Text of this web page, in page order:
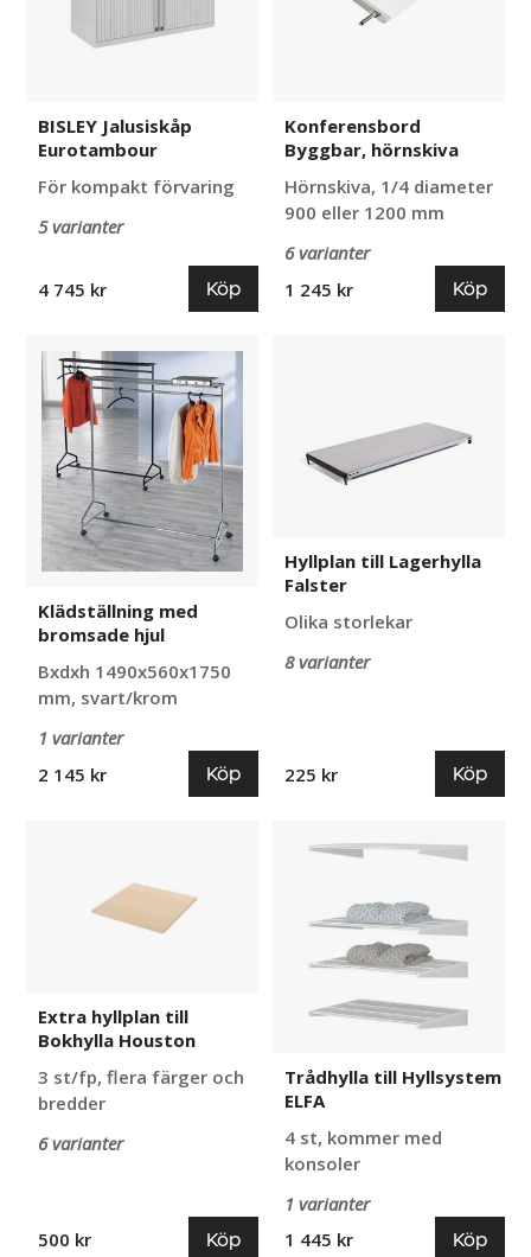
BISLEY Jalusiskåp
Eurotambour
För kompakt förvaring
5 varianter
4 745 kr Köp
Konferensbord
Byggbar, hörnskiva
Hörnskiva, 1/4 diameter
900 eller 1200 mm
6 varianter
1 245 kr
Köp
Klädställning
med
bromsade
hjul
Klädställning med
bromsade hjul
Bxdxh 1490x560x1750
mm, svart/krom
1 varianter
2 145 kr
Köp
Hyllplan till Lagerhylla
Falster
Olika storlekar
8 varianter
225 kr Köp
Bokhylla
Extra hyllplan till
Bokhylla Houston
3 st/fp, flera färger och
bredder
6 varianter
500 kr Köp
Trådhylla till Hyllsystem
ELFA
4 st, kommer med
konsoler
1 varianter
1 445 kr
Köp